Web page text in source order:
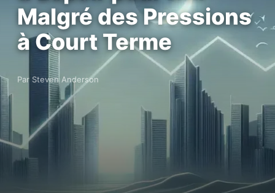
Malgré des Pressions
à Court Terme
Par Steven Anderson